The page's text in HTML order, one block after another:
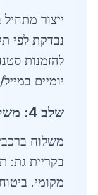
יומיים במייל/SMS.
שלב 4: משלוח ואספקה
מקומי.